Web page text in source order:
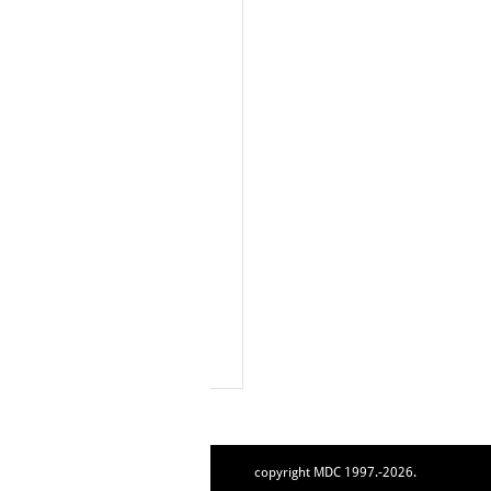
copyright MDC 1997.-2026.